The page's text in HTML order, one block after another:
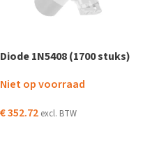
Diode 1N5408 (1700 stuks)
Niet op voorraad
€352.72 excl. BTW